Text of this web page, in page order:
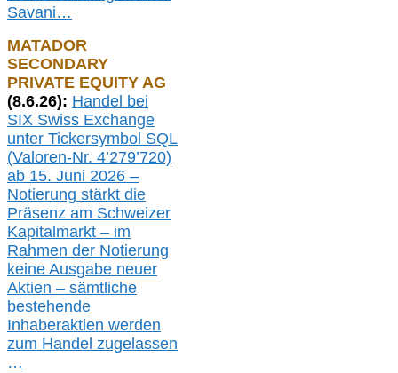
Savani…
MATADOR
SECONDARY
PRIVATE EQUITY AG
(8.6.26): Handel bei
SIX Swiss Exchange
unter Tickersymbol SQL
(Valoren-Nr. 4’279’720)
ab 15. Juni 2026 –
Notierung stärkt die
Präsenz am Schweizer
Kapitalmarkt – im
Rahmen der Notierung
keine Ausgabe neuer
Aktien – sämtliche
bestehende
Inhaberaktien werden
zum Handel zugelassen
…